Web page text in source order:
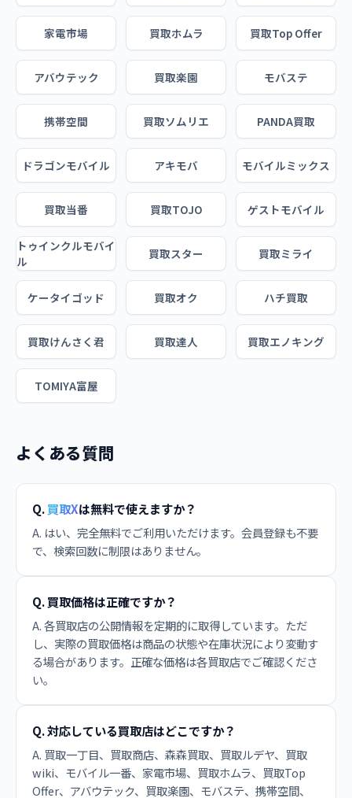
家電市場 買取ホムラ 買取Top Offer
アバウテック 買取楽園 モバステ
携帯空間 買取ソムリエ PANDA買取
ドラゴンモバイル アキモバ モバイルミックス
買取当番 買取TOJO ゲストモバイル
トゥインクルモバイ
ル
買取スター 買取ミライ
ケータイゴッド 買取オク ハチ買取
買取けんさく君 買取達人 買取エノキング
TOMIYA富屋
よくある質問
Q.買取Xは無料で使えますか？
A. はい、完全無料でご利用いただけます。会員登録も不要
で、検索回数に制限はありません。
Q. 買取価格は正確ですか？
A. 各買取店の公開情報を定期的に取得しています。ただ
し、実際の買取価格は商品の状態や在庫状況により変動す
る場合があります。正確な価格は各買取店でご確認くださ
い。
Q. 対応している買取店はどこですか？
A. 買取一丁目、買取商店、森森買取、買取ルデヤ、買取
wiki、モバイル一番、家電市場、買取ホムラ、買取Top
Offer、アバウテック、買取楽園、モバステ、携帯空間、